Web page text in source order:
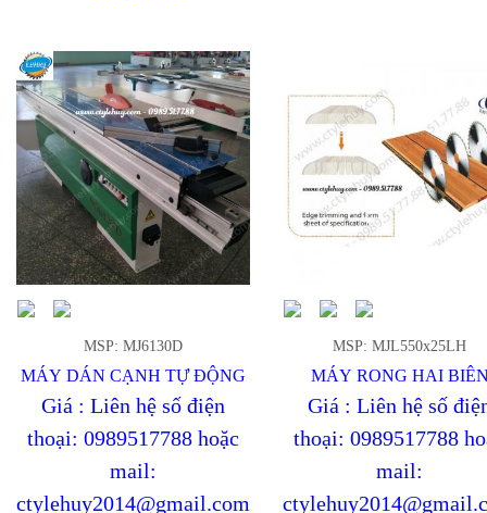
MSP: MJ6130D
MÁY DÁN CẠNH TỰ ĐỘNG
Giá : Liên hệ số điện
thoại: 0989517788 hoặc
mail:
ctylehuy2014@gmail.com
MSP: MJL550x25LH
MÁY RONG HAI
Giá : Liên hệ số
thoại: 0989517788
mail: